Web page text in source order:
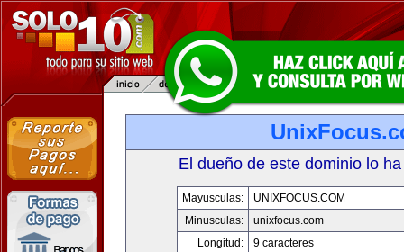
El dueño de este dominio lo
Mayusculas:
UNIXFOCUS.COM
Minusculas:
unixfocus.com
Longitud:
9 caracteres